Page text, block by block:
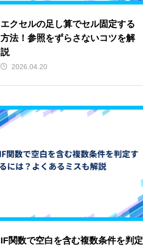
エクセルの足し算でセル固定する
方法！参照をずらさないコツを解
説
2026.04.20
IF関数で空白を含む複数条件を判定